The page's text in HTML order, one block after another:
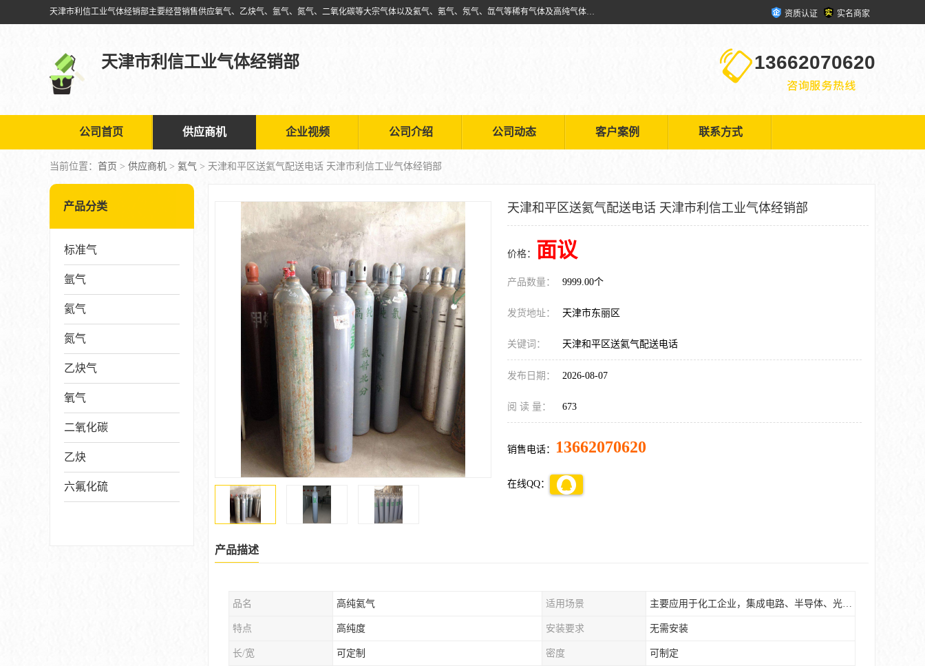
天津市利信工业气体经销部主要经营销售供应氧气、乙炔气、氩气、氮气、二氧化碳等大宗气体以及氦气、氪气、氖气、氙气等稀有气体及高纯气体的配送租赁 资质认证 实名商家
天津市利信工业气体经销部 13662070620
公司首页 供应商机 企业视频 公司介绍 公司动态 客户案例 联系方式
当前位置： 首页 > 供应商机 > 氦气 > 天津和平区送氦气配送电话 天津市利信工业气体经销部
产品分类
标准气
氩气
氦气
氮气
乙炔气
氧气
二氧化碳
乙炔
六氟化硫
天津和平区送氦气配送电话 天津市利信工业气体经销部
价格： 面议
产品数量： 9999.00个
发货地址： 天津市东丽区
关键词： 天津和平区送氦气配送电话
发布日期： 2026-08-07
阅 读 量： 673
销售电话： 13662070620
在线QQ：
产品描述
品名 高纯氦气 适用场景 主要应用于化工企业，集成电路、半导体、光伏电池
特点 高纯度 安装要求 无需安装
长/宽 可定制 密度 可制定